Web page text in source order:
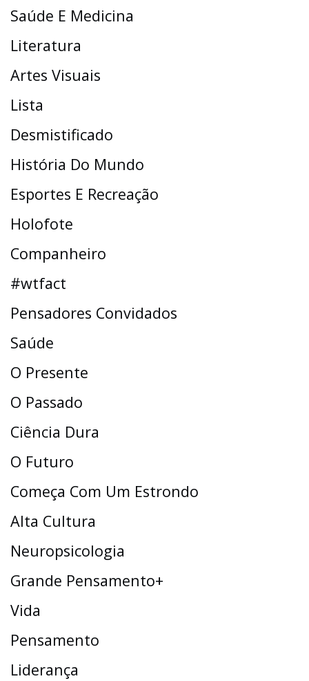
Saúde E Medicina
Literatura
Artes Visuais
Lista
Desmistificado
História Do Mundo
Esportes E Recreação
Holofote
Companheiro
#wtfact
Pensadores Convidados
Saúde
O Presente
O Passado
Ciência Dura
O Futuro
Começa Com Um Estrondo
Alta Cultura
Neuropsicologia
Grande Pensamento+
Vida
Pensamento
Liderança